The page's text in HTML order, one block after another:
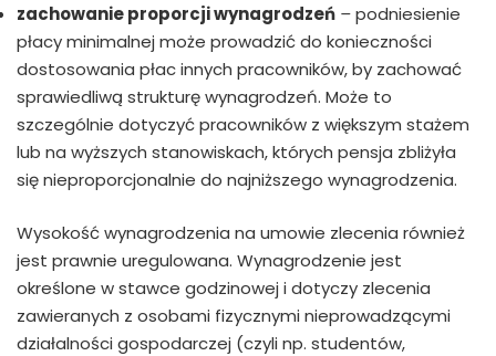
zachowanie proporcji wynagrodzeń –podniesienie
płacy minimalnej może prowadzić do konieczności
dostosowania płac innych pracowników, by zachować
sprawiedliwą strukturę wynagrodzeń. Może to
szczególnie dotyczyć pracowników z większym stażem
lub na wyższych stanowiskach, których pensja zbliżyła
się nieproporcjonalnie do najniższego wynagrodzenia.
Wysokość wynagrodzenia na umowie zlecenia również
jest prawnie uregulowana. Wynagrodzenie jest
określone w stawce godzinowej i dotyczy zlecenia
zawieranych z osobami fizycznymi nieprowadzącymi
działalności gospodarczej (czyli np. studentów,